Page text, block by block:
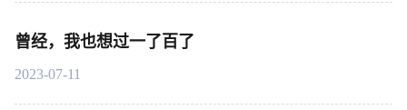
曾经，我也想过一了百了
2023-07-11